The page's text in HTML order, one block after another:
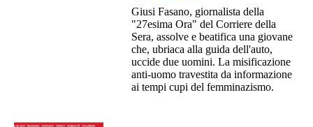
Giusi Fasano, giornalista della
"27esima Ora" del Corriere della
Sera, assolve e beatifica una giovane
che, ubriaca alla guida dell'auto,
uccide due uomini. La misificazione
anti-uomo travestita da informazione
ai tempi cupi del femminazismo.